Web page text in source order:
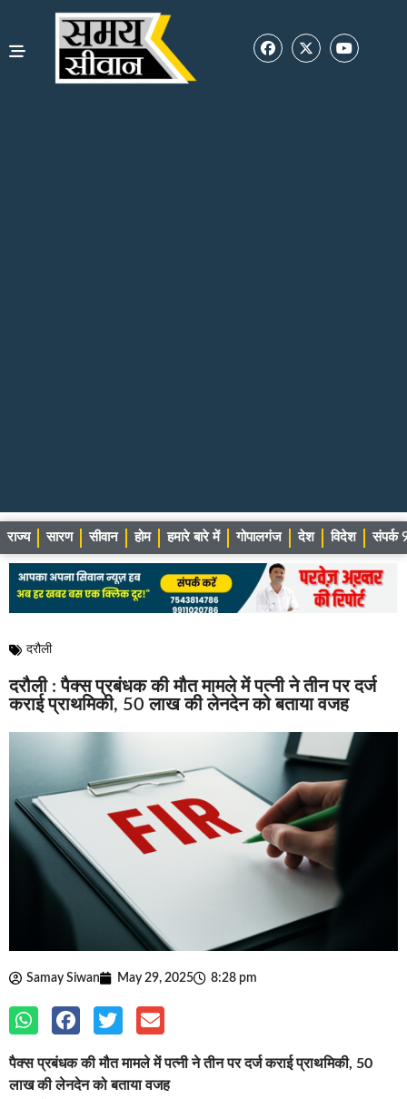
राज्य सारण सीवान होम हमारे बारे में गोपालगंज देश विदेश संपर्क
दरौली
दरौली : पैक्स प्रबंधक की मौत मामले में पत्नी ने तीन पर दर्ज
कराई प्राथमिकी, 50 लाख की लेनदेन को बताया वजह
Samay Siwan May 29, 2025 8:28 pm
पैक्स प्रबंधक की मौत मामले में पत्नी ने तीन पर दर्ज कराई प्राथमिकी, 50
लाख की लेनदेन को बताया वजह